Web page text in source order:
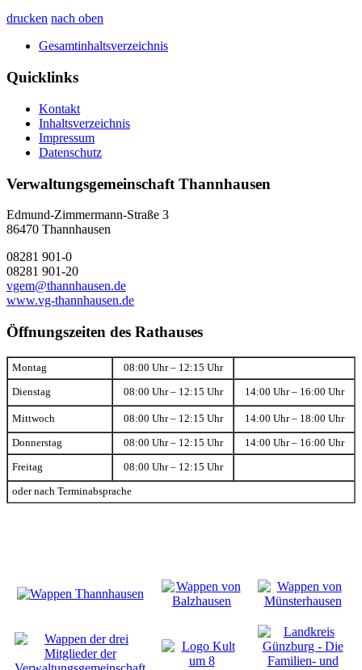
drucken nach oben
Gesamtinhaltsverzeichnis
Quicklinks
Kontakt
Inhaltsverzeichnis
Impressum
Datenschutz
Verwaltungsgemeinschaft Thannhausen
Edmund-Zimmermann-Straße 3
86470 Thannhausen
08281 901-0
08281 901-20
vgem@thannhausen.de
www.vg-thannhausen.de
Öffnungszeiten des Rathauses
Montag 08:00 Uhr – 12:15 Uhr
Dienstag 08:00 Uhr – 12:15 Uhr 14:00 Uhr – 16:00 Uhr
Mittwoch 08:00 Uhr – 12:15 Uhr 14:00 Uhr – 18:00 Uhr
Donnerstag 08:00 Uhr – 12:15 Uhr 14:00 Uhr – 16:00 Uhr
Freitag 08:00 Uhr – 12:15 Uhr
oder nach Terminabsprache